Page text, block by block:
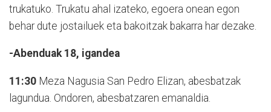
trukatuko. Trukatu ahal izateko, egoera onean egon
behar dute jostailuek eta bakoitzak bakarra har dezake.
-Abenduak 18, igandea
11:30 Meza Nagusia San Pedro Elizan, abesbatzak
lagundua. Ondoren, abesbatzaren emanaldia.